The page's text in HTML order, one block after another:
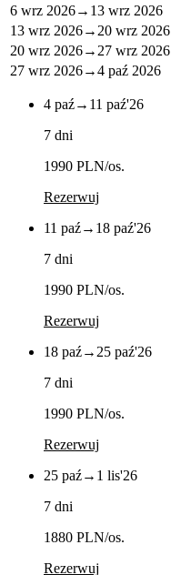
6 wrz 2026→ 13 wrz 2026
13 wrz 2026→ 20 wrz 2026
20 wrz 2026→ 27 wrz 2026
27 wrz 2026→4 paź 2026
4 paź→ 11 paź'26
7 dni
1990 PLN/os.
Rezerwuj
11 paź→ 18 paź'26
7 dni
1990 PLN/os.
Rezerwuj
18 paź→ 25 paź'26
7 dni
1990 PLN/os.
Rezerwuj
25 paź→ 1 lis'26
7 dni
1880 PLN/os.
Rezerwuj